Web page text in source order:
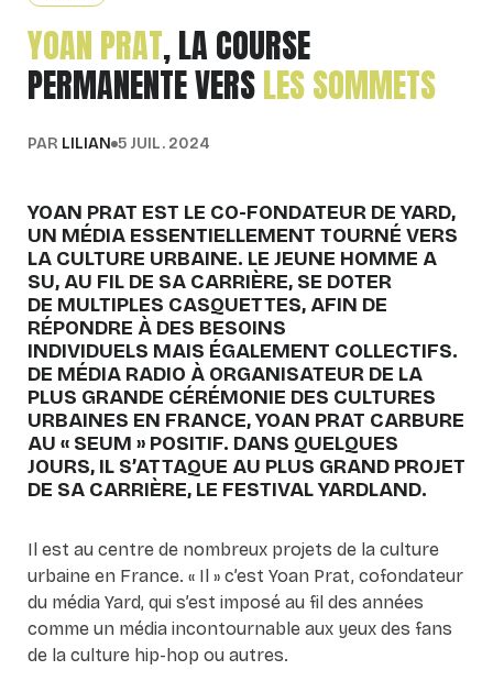
YOAN PRAT, LA COURSE
PERMANENTE VERSLES SOMMETS
PAR LILIAN 5 JUIL. 2024
YOAN PRAT EST LE CO-FONDATEUR DE YARD,
UN MÉDIA ESSENTIELLEMENT TOURNÉ VERS
LA CULTURE URBAINE. LE JEUNE HOMME A
SU, AU FIL DE SA CARRIÈRE, SE DOTER
DE MULTIPLES CASQUETTES, AFIN DE
RÉPONDRE À DES BESOINS
INDIVIDUELS MAIS ÉGALEMENT COLLECTIFS.
DE MÉDIA RADIO À ORGANISATEUR DE LA
PLUS GRANDE CÉRÉMONIE DES CULTURES
URBAINES EN FRANCE, YOAN PRAT CARBURE
AU « SEUM » POSITIF. DANS QUELQUES
JOURS, IL S’ATTAQUE AU PLUS GRAND PROJET
DE SA CARRIÈRE, LE FESTIVAL YARDLAND.
Il est au centre de nombreux projets de la culture
urbaine en France. « Il » c’est Yoan Prat, cofondateur
du média Yard, qui s’est imposé au fil des années
comme un média incontournable aux yeux des fans
de la culture hip-hop ou autres.